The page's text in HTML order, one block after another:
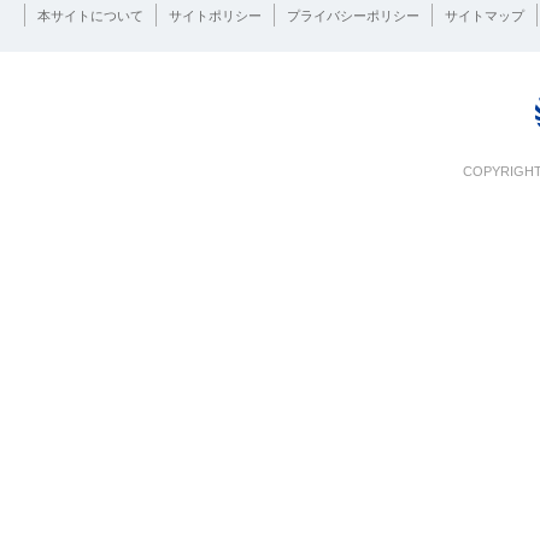
本サイトについて サイトポリシー プライバシーポリシー サイトマップ